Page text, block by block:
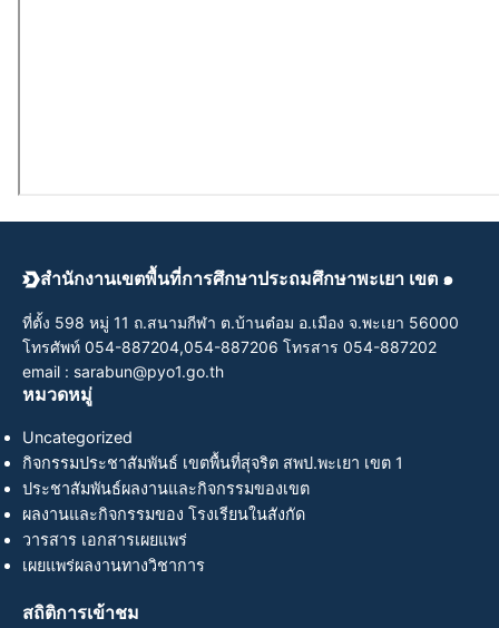
สำนักงานเขตพื้นที่การศึกษาประถมศึกษาพะเยา เขต ๑
ที่ตั้ง 598 หมู่ 11 ถ.สนามกีฬา ต.บ้านต๋อม อ.เมือง จ.พะเยา 56000
โทรศัพท์ 054-887204,054-887206 โทรสาร 054-887202
email : sarabun@pyo1.go.th
หมวดหมู่
Uncategorized
กิจกรรมประชาสัมพันธ์ เขตพื้นที่สุจริต สพป.พะเยา เขต 1
ประชาสัมพันธ์ผลงานและกิจกรรมของเขต
ผลงานและกิจกรรมของ โรงเรียนในสังกัด
วารสาร เอกสารเผยแพร่
เผยแพร่ผลงานทางวิชาการ
สถิติการเข้าชม